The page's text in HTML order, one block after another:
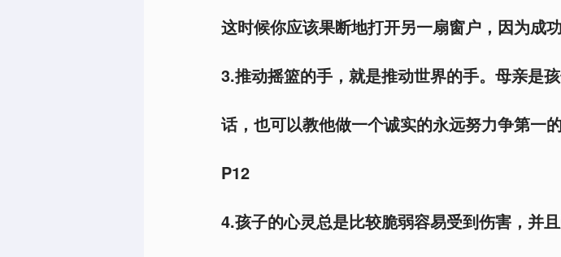
这时候你应该果断地打开另一扇窗户，因为成
3.推动摇篮的手，就是推动世界的手。母亲是
话，也可以教他做一个诚实的永远努力争第一
P12
4.孩子的心灵总是比较脆弱容易受到伤害，并